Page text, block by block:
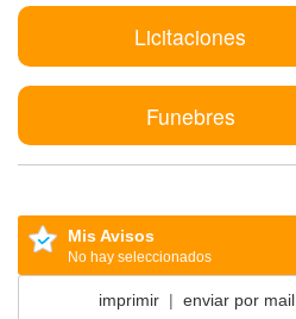
Licitaciones
Funebres
Mis Avisos
No hay seleccionados
imprimir| enviar por mail